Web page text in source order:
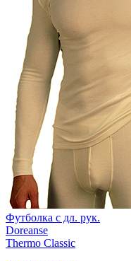
Футболка с дл. рук.
Doreanse
Thermo Classic